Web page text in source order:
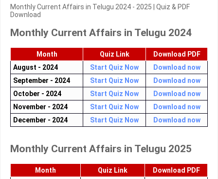
Monthly Current Affairs in Telugu 2024 - 2025 | Quiz & PDF
Download
Monthly Current Affairs in Telugu 2024
Month Quiz Link
Download PDF
August - 2024
Start Quiz Now
Download now
September - 2024
Start Quiz Now
Download now
October - 2024
Start Quiz Now
Download now
November - 2024
Start Quiz Now
Download now
December - 2024
Start Quiz Now Download now
Monthly Current Affairs in Telugu 2025
Month Quiz Link Download PDF